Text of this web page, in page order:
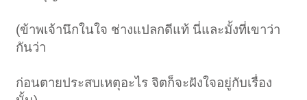
(ข้าพเจ้านึกในใจ ช่างแปลกดีแท้ นี่และมั้งที่เขาว่า
กันว่า
ก่อนตายประสบเหตุอะไร จิตก็จะฝังใจอยู่กับเรื่อง